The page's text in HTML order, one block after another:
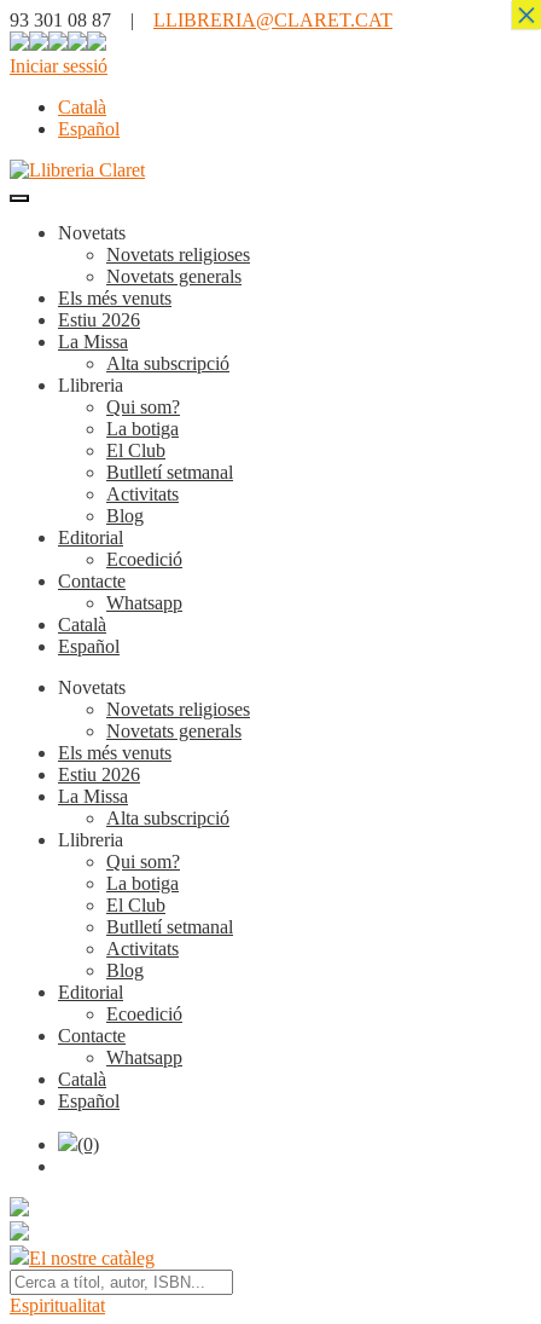
93 301 08 87 | LLIBRERIA@CLARET.CAT
Iniciar sessió
Català
Español
Novetats
Novetats religioses
Novetats generals
Els més venuts
Estiu 2026
La Missa
Alta subscripció
Llibreria
Qui som?
La botiga
El Club
Butlletí setmanal
Activitats
Blog
Editorial
Ecoedició
Contacte
Whatsapp
Català
Español
Novetats
Novetats religioses
Novetats generals
Els més venuts
Estiu 2026
La Missa
Alta subscripció
Llibreria
Qui som?
La botiga
El Club
Butlletí setmanal
Activitats
Blog
Editorial
Ecoedició
Contacte
Whatsapp
Català
Español
(0)
El nostre catàleg
Espiritualitat
×